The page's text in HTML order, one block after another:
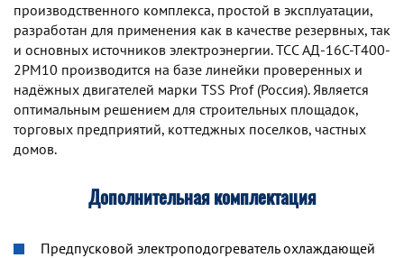
производственного комплекса, простой в эксплуатации,
разработан для применения как в качестве резервных, так
и основных источников электроэнергии. TCC АД-16С-Т400-
2РМ10 производится на базе линейки проверенных и
надёжных двигателей марки TSS Prof (Россия). Является
оптимальным решением для строительных площадок,
торговых предприятий, коттеджных поселков, частных
домов.
Дополнительная комплектация
Предпусковой электроподогреватель охлаждающей